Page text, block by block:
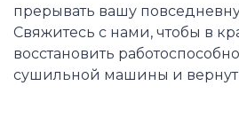
прерывать вашу
Свяжитесь с нами, чтобы в
восстановить
сушильной машины и